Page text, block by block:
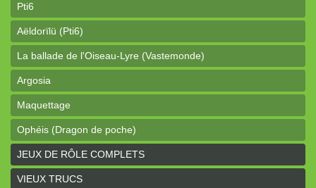
Pti6
Aëldorïlü (Pti6)
La ballade de l'Oiseau-Lyre (Vastemonde)
Argosia
Maquettage
Ophéis (Dragon de poche)
L'anneau des Empereurs (Coeurs Vaillants)
Davy Jones (cartes)
JEUX DE RÔLE COMPLETS
VIEUX TRUCS